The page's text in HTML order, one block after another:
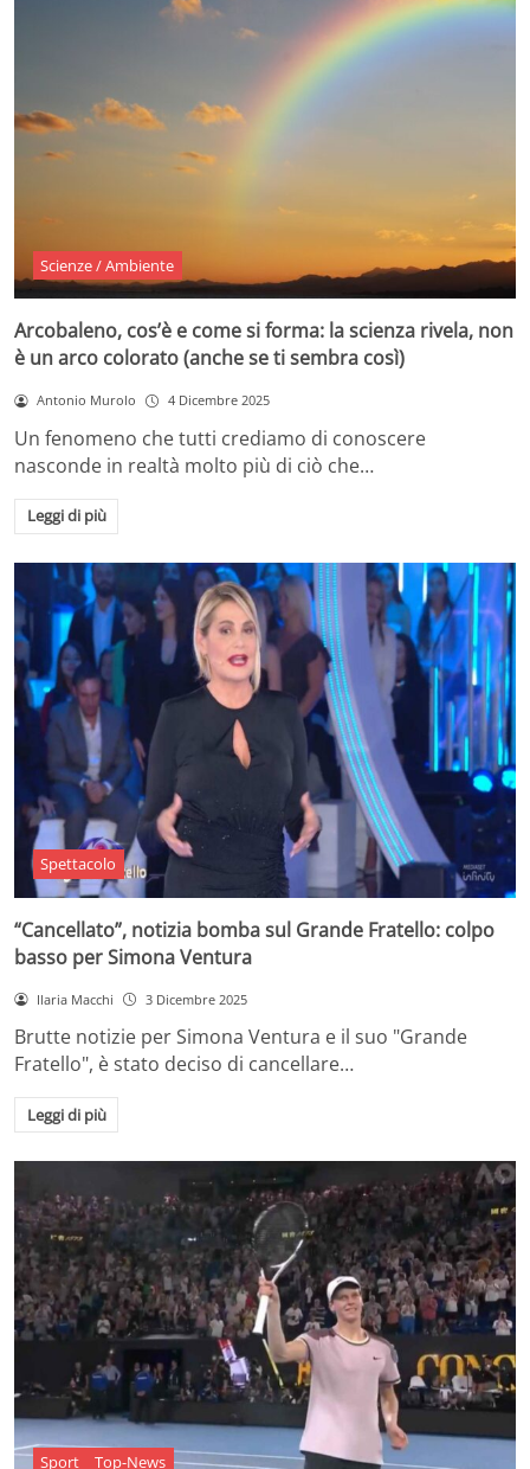
Scienze / Ambiente
Arcobaleno, cos’è e come si forma: la scienza rivela, non
è un arco colorato (anche se ti sembra così)
Antonio Murolo 4 Dicembre 2025
Un fenomeno che tutti crediamo di conoscere
nasconde in realtà molto più di ciò che…
Leggi di più
Spettacolo
“Cancellato”, notizia bomba sul Grande Fratello: colpo
basso per Simona Ventura
Ilaria Macchi 3 Dicembre 2025
Brutte notizie per Simona Ventura e il suo "Grande
Fratello", è stato deciso di cancellare…
Leggi di più
Sport Top-News